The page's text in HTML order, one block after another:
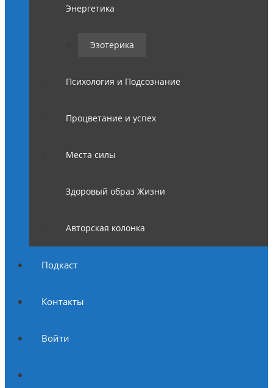
Энергетика
Эзотерика
Психология и Подсознание
Процветание и успех
Места силы
Здоровый образ Жизни
Авторская колонка
Подкаст
Контакты
Войти